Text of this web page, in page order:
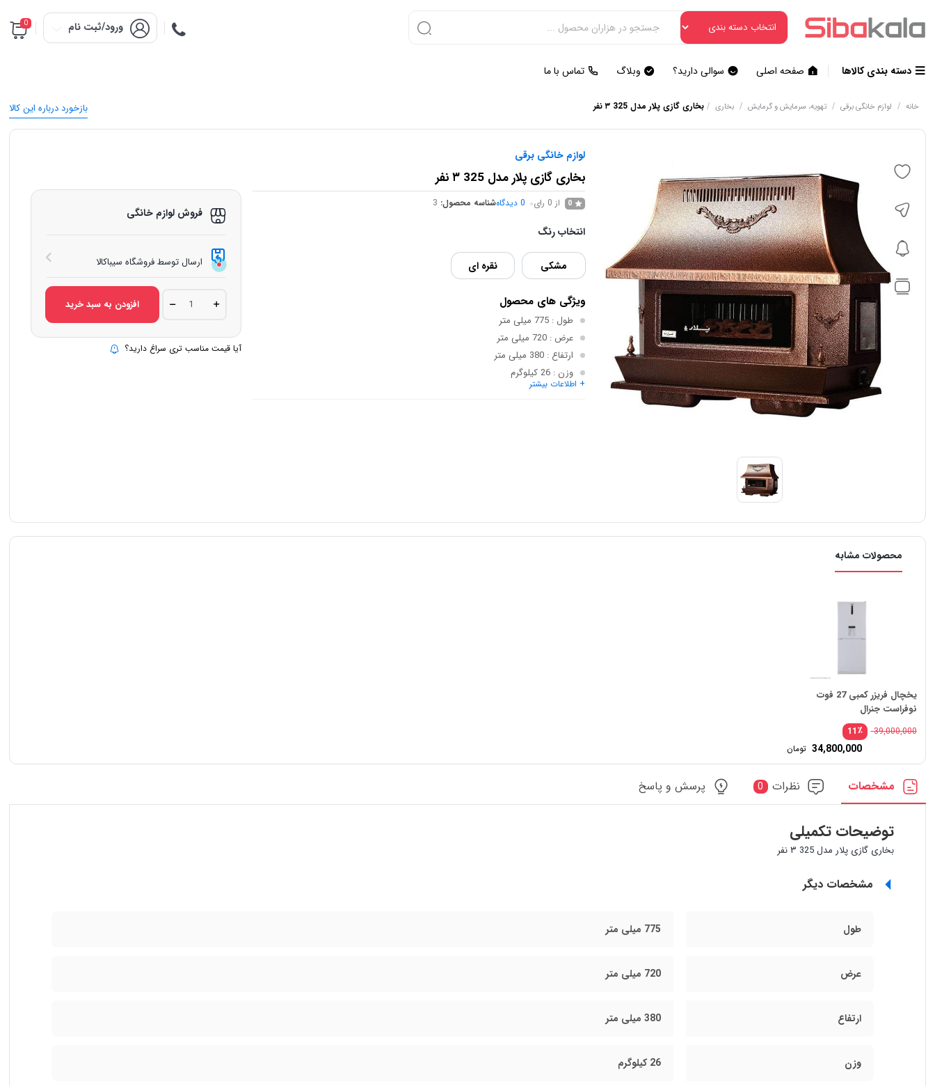
ورود/ثبت نام 0
دسته بندی کالاها صفحه اصلی سوالی دارید؟ وبلاگ تماس با ما
بازخورد درباره این کالا خانه / لوازم خانگی برقی / تهویه، سرمایش و گرمایش / بخاری /بخاری گازی پلار مدل 325 ۳ نفر
لوازم خانگی برقی
بخاری گازی پلار مدل 325 ۳ نفر
0 از 0 رای 0 دیدگاهشناسه محصول: 3
انتخاب رنگ
مشکی نقره ای
ویژگی های محصول
طول: 775 میلی متر
عرض: 720 میلی متر
ارتفاع: 380 میلی متر
وزن: 26 کیلوگرم
قابلیت نصب بروی
+ اطلاعات بیشتر
فروش لوازم خانگی
ارسال توسط فروشگاه سیباکالا
بخاری
گازی
مدل
325
۳
افزودن به سبد خرید
آیا قیمت مناسب تری سراغ دارید؟
محصولات مشابه
یخچال فریزر کمبی 27 فوت
نوفراست جنرال
٪11 39,000,000
34,800,000 تومان
مشخصات نظرات 0 پرسش و پاسخ
توضیحات تکمیلی
بخاری گازی پلار مدل 325 ۳ نفر
مشخصات دیگر
طول 775 میلی متر
عرض 720 میلی متر
ارتفاع 380 میلی متر
وزن 26 کیلوگرم